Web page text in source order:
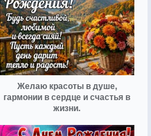
Желаю красоты в душе,
гармонии в сердце и счастья в
жизни.